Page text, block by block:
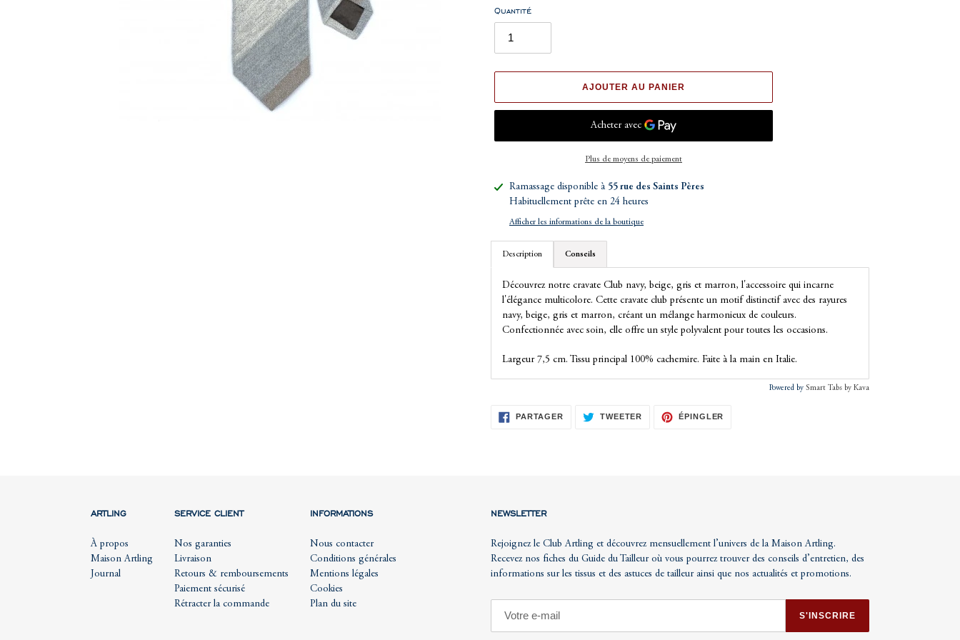
Quantité
AJOUTER AU PANIER
Plus de moyens de paiement
Ajout
produit
Ramassage disponible à 55 rue des Saints Pères
Habituellement prête en 24 heures
Afficher les informations de la boutique
Description Conseils
Découvrez notre cravate Club navy, beige, gris et marron, l'accessoire qui incarne
l'élégance multicolore. Cette cravate club présente un motif distinctif avec des rayures
navy, beige, gris et marron, créant un mélange harmonieux de couleurs.
Confectionnée avec soin, elle offre un style polyvalent pour toutes les occasions.
Largeur 7,5 cm. Tissu principal 100% cachemire. Faite à la main en Italie.
Powered by Smart Tabs by Kava
PARTAGER PARTAGERTWEETER TWEETERÉPINGLER
ARTLING
À propos
Maison Artling
Journal
SERVICE CLIENT
Nos garanties
Livraison
Retours & remboursements
Paiement sécurisé
Rétracter la commande
INFORMATIONS
Nous contacter
Conditions générales
Mentions légales
Cookies
Plan du site
NEWSLETTER
Rejoignez le Club Artling et découvrez mensuellement l’univers de la Maison Artling.
Recevez nos fiches du Guide du Tailleur où vous pourrez trouver des conseils d’entretien, des
informations sur les tissus et des astuces de tailleur ainsi que nos actualités et promotions.
S'INSCRIRE